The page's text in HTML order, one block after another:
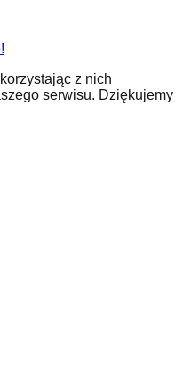
z nich
serwisu. Dziękujemy